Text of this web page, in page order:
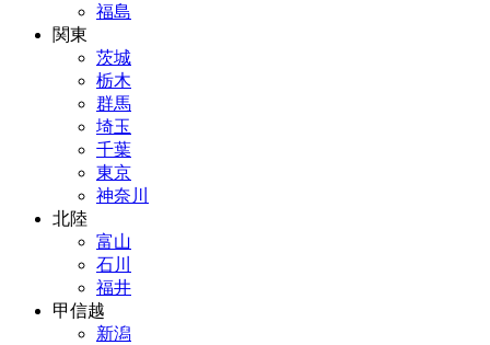
福島
関東
茨城
栃木
群馬
埼玉
千葉
東京
神奈川
北陸
富山
石川
福井
甲信越
新潟